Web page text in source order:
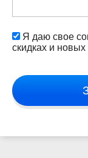
Я даю свое
скидках и новых